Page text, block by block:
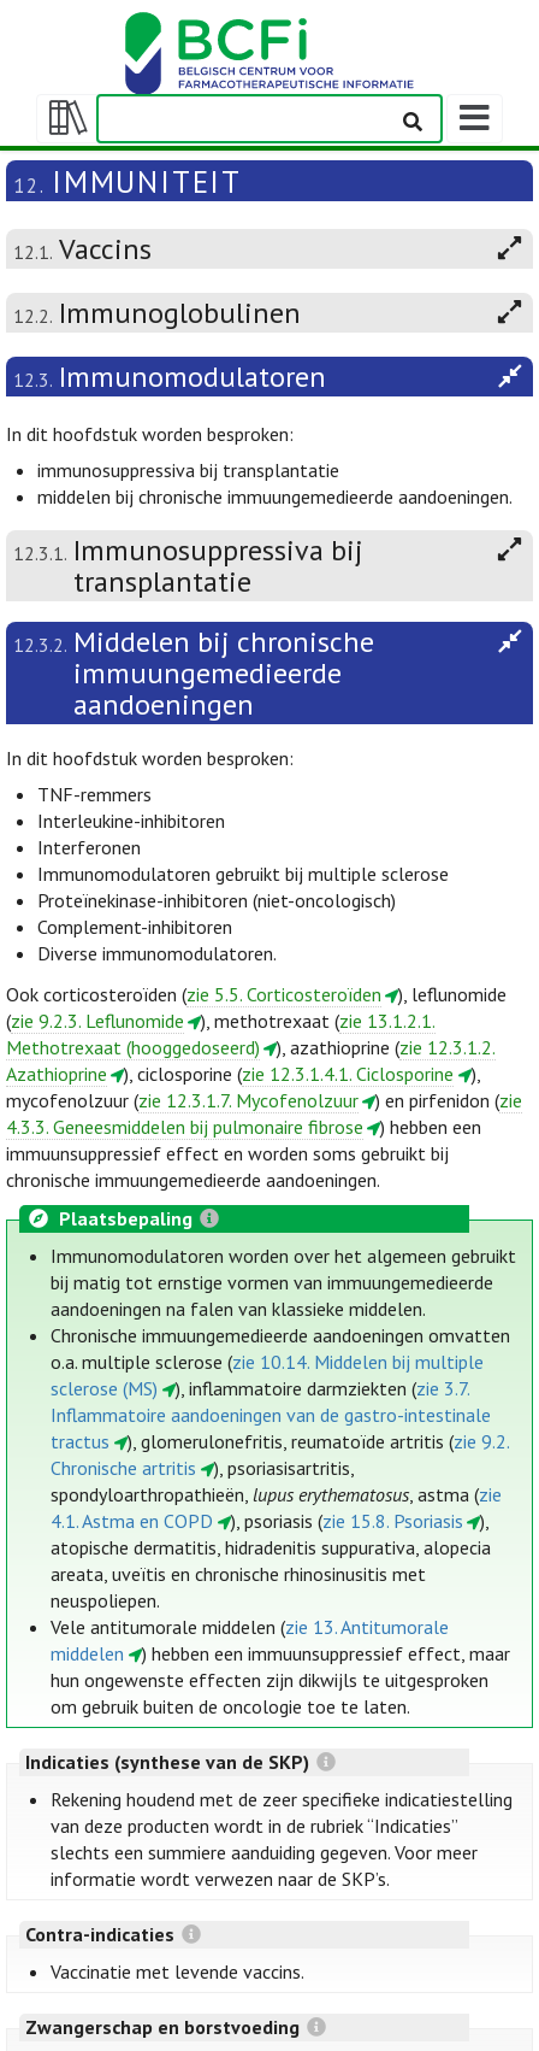
Weergeven/verbergen
inhoudstafel
12. IMMUNITEIT
12.1. Vaccins
12.2. Immunoglobulinen
12.3. Immunomodulatoren
In dit hoofdstuk worden besproken:
immunosuppressiva bij transplantatie
middelen bij chronische immuungemedieerde aandoeningen.
12.3.1. Immunosuppressiva bij
transplantatie
12.3.2. Middelen bij chronische
immuungemedieerde
aandoeningen
In dit hoofdstuk worden besproken:
TNF-remmers
Interleukine-inhibitoren
Interferonen
Immunomodulatoren gebruikt bij multiple sclerose
Proteïnekinase-inhibitoren (niet-oncologisch)
Complement-inhibitoren
Diverse immunomodulatoren.
Ook corticosteroïden (zie 5.5. Corticosteroïden
), leflunomide
(zie 9.2.3. Leflunomide ), methotrexaat (zie 13.1.2.1.
Methotrexaat (hooggedoseerd)
), azathioprine (zie 12.3.1.2.
Azathioprine
), ciclosporine (zie 12.3.1.4.1. Ciclosporine
),
mycofenolzuur (zie 12.3.1.7. Mycofenolzuur ) en pirfenidon (zie
4.3.3. Geneesmiddelen bij pulmonaire fibrose
) hebben een
immuunsuppressief effect en worden soms gebruikt bij
chronische immuungemedieerde aandoeningen.
Plaatsbepaling
Immunomodulatoren worden over het algemeen gebruikt
bij matig tot ernstige vormen van immuungemedieerde
aandoeningen na falen van klassieke middelen.
Chronische immuungemedieerde aandoeningen omvatten
o.a. multiple sclerose (zie 10.14. Middelen bij multiple
sclerose (MS)
), inflammatoire darmziekten (zie 3.7.
Inflammatoire aandoeningen van de gastro-intestinale
tractus
), glomerulonefritis, reumatoïde artritis (zie 9.2.
Chronische artritis
), psoriasisartritis,
spondyloarthropathieën,lupus erythematosus, astma (zie
4.1. Astma en COPD
), psoriasis (zie 15.8. Psoriasis
),
atopische dermatitis, hidradenitis suppurativa, alopecia
areata, uveïtis en chronische rhinosinusitis met
neuspoliepen.
Vele antitumorale middelen (zie 13. Antitumorale
middelen
) hebben een immuunsuppressief effect, maar
hun ongewenste effecten zijn dikwijls te uitgesproken
om gebruik buiten de oncologie toe te laten.
Indicaties (synthese van de SKP)
Rekening houdend met de zeer specifieke indicatiestelling
van deze producten wordt in de rubriek “Indicaties”
slechts een summiere aanduiding gegeven. Voor meer
informatie wordt verwezen naar de SKP’s.
Contra-indicaties
Vaccinatie met levende vaccins.
Zwangerschap en borstvoeding